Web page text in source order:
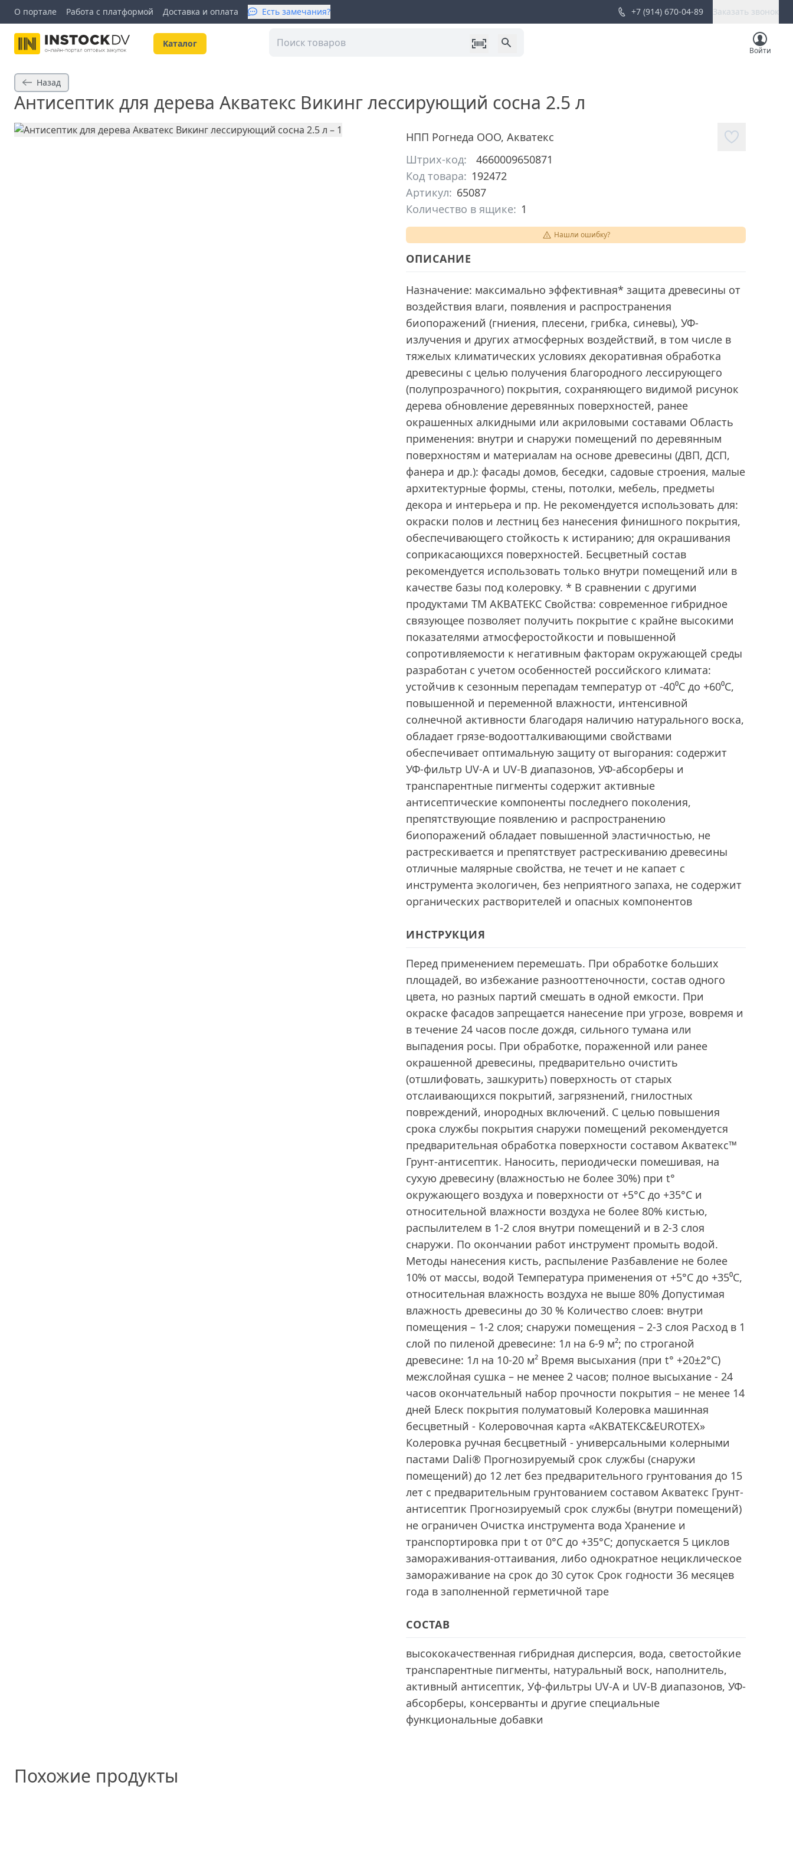
О портале Работа с платформой Доставка и оплата Есть замечания? +7 (914) 670-04-89 Заказать звонок
Kаталог
Войти
Назад
Антисептик для дерева Акватекс Викинг лессирующий сосна 2.5 л
НПП Рогнеда ООО, Акватекс
Штрих-код:
4660009650871
Код товара: 192472
Артикул: 65087
Количество в ящике: 1
Нашли ошибку?
ОПИСАНИЕ
Назначение: максимально эффективная* защита древесины от
воздействия влаги, появления и распространения
биопоражений (гниения, плесени, грибка, синевы), УФ-
излучения и других атмосферных воздействий, в том числе в
тяжелых климатических условиях декоративная обработка
древесины с целью получения благородного лессирующего
(полупрозрачного) покрытия, сохраняющего видимой рисунок
дерева обновление деревянных поверхностей, ранее
окрашенных алкидными или акриловыми составами Область
применения: внутри и снаружи помещений по деревянным
поверхностям и материалам на основе древесины (ДВП, ДСП,
фанера и др.): фасады домов, беседки, садовые строения, малые
архитектурные формы, стены, потолки, мебель, предметы
декора и интерьера и пр. Не рекомендуется использовать для:
окраски полов и лестниц без нанесения финишного покрытия,
обеспечивающего стойкость к истиранию; для окрашивания
соприкасающихся поверхностей. Бесцветный состав
рекомендуется использовать только внутри помещений или в
качестве базы под колеровку. * В сравнении с другими
продуктами ТМ АКВАТЕКС Свойства: современное гибридное
связующее позволяет получить покрытие с крайне высокими
показателями атмосферостойкости и повышенной
сопротивляемости к негативным факторам окружающей среды
разработан с учетом особенностей российского климата:
устойчив к сезонным перепадам температур от -40⁰С до +60⁰С,
повышенной и переменной влажности, интенсивной
солнечной активности благодаря наличию натурального воска,
обладает грязе-водоотталкивающими свойствами
обеспечивает оптимальную защиту от выгорания: содержит
УФ-фильтр UV-A и UV-B диапазонов, УФ-абсорберы и
транспарентные пигменты содержит активные
антисептические компоненты последнего поколения,
препятствующие появлению и распространению
биопоражений обладает повышенной эластичностью, не
растрескивается и препятствует растрескиванию древесины
отличные малярные свойства, не течет и не капает с
инструмента экологичен, без неприятного запаха, не содержит
органических растворителей и опасных компонентов
ИНСТРУКЦИЯ
Перед применением перемешать. При обработке больших
площадей, во избежание разнооттеночности, состав одного
цвета, но разных партий смешать в одной емкости. При
окраске фасадов запрещается нанесение при угрозе, вовремя и
в течение 24 часов после дождя, сильного тумана или
выпадения росы. При обработке, пораженной или ранее
окрашенной древесины, предварительно очистить
(отшлифовать, зашкурить) поверхность от старых
отслаивающихся покрытий, загрязнений, гнилостных
повреждений, инородных включений. С целью повышения
срока службы покрытия снаружи помещений рекомендуется
предварительная обработка поверхности составом Акватекс™
Грунт-антисептик. Наносить, периодически помешивая, на
сухую древесину (влажностью не более 30%) при t°
окружающего воздуха и поверхности от +5°С до +35°С и
относительной влажности воздуха не более 80% кистью,
распылителем в 1-2 слоя внутри помещений и в 2-3 слоя
снаружи. По окончании работ инструмент промыть водой.
Методы нанесения кисть, распыление Разбавление не более
10% от массы, водой Температура применения от +5°С до +35⁰С,
относительная влажность воздуха не выше 80% Допустимая
влажность древесины до 30 % Количество слоев: внутри
помещения – 1-2 слоя; снаружи помещения – 2-3 слоя Расход в 1
слой по пиленой древесине: 1л на 6-9 м²; по строганой
древесине: 1л на 10-20 м² Время высыхания (при t° +20±2°C)
межслойная сушка – не менее 2 часов; полное высыхание - 24
часов окончательный набор прочности покрытия – не менее 14
дней Блеск покрытия полуматовый Колеровка машинная
бесцветный - Колеровочная карта «AКВАТЕКС&EUROTEX»
Колеровка ручная бесцветный - универсальными колерными
пастами Dali® Прогнозируемый срок службы (снаружи
помещений) до 12 лет без предварительного грунтования до 15
лет с предварительным грунтованием составом Акватекс Грунт-
антисептик Прогнозируемый срок службы (внутри помещений)
не ограничен Очистка инструмента вода Хранение и
транспортировка при t от 0°С до +35°С; допускается 5 циклов
замораживания-оттаивания, либо однократное нециклическое
замораживание на срок до 30 суток Срок годности 36 месяцев
года в заполненной герметичной таре
СОСТАВ
высококачественная гибридная дисперсия, вода, светостойкие
транспарентные пигменты, натуральный воск, наполнитель,
активный антисептик, Уф-фильтры UV-A и UV-B диапазонов, УФ-
абсорберы, консерванты и другие специальные
функциональные добавки
Похожие продукты